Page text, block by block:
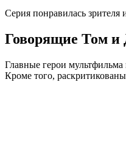
Серия понравилась
Говорящие Том и
Главные герои
Кроме того,